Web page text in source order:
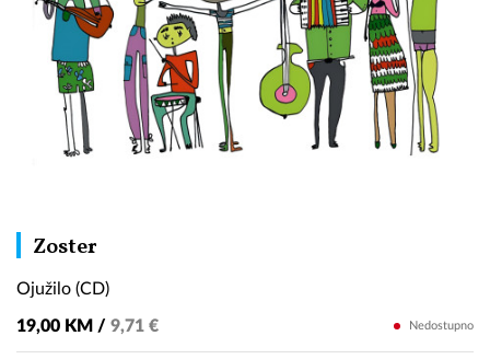
Zoster
(CD)
Ojužilo (CD)
19,00 KM / 9,71 € Nedostupno